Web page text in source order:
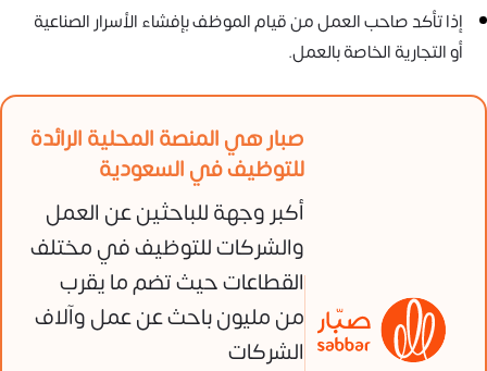
إذا تأكد صاحب العمل من قيام الموظف بإفشاء الأسرار الصناعية
أو التجارية الخاصة بالعمل.
صبار هي المنصة المحلية الرائدة
للتوظيف في السعودية
أكبر وجهة للباحثين عن العمل
والشركات للتوظيف في مختلف
القطاعات حيث تضم ما يقرب
من مليون باحث عن عمل وآلاف
الشركات